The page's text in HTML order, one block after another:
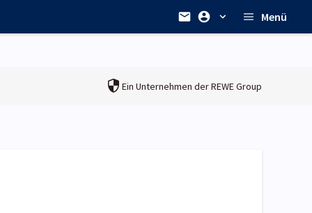
Menü
Ein Unternehmen derREWE Group